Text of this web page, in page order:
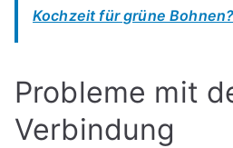
Kochzeit für grüne Bohnen?
Probleme mit
Verbindung